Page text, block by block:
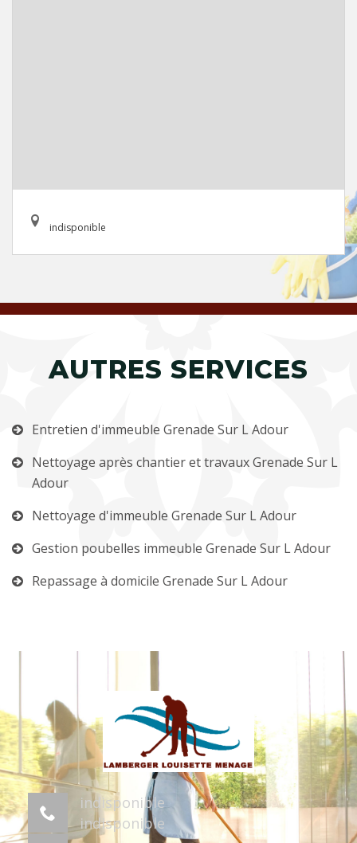
indisponible
AUTRES SERVICES
Entretien d'immeuble Grenade Sur L Adour
Nettoyage après chantier et travaux Grenade Sur L
Adour
Nettoyage d'immeuble Grenade Sur L Adour
Gestion poubelles immeuble Grenade Sur L Adour
Repassage à domicile Grenade Sur L Adour
indisponible
indisponible